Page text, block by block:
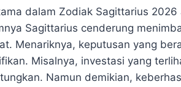
dalam Zodiak Sagittarius
Sagittarius cenderung
Menariknya, keputusan yang
Misalnya, investasi yang
Namun demikian,